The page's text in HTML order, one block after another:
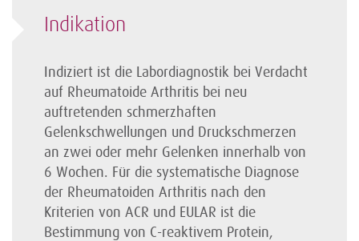
Indikation
Indiziert ist die Labordiagnostik bei Verdacht
auf Rheumatoide Arthritis bei neu
auftretenden schmerzhaften
Gelenkschwellungen und Druck­schmerzen
an zwei oder mehr Gelenken innerhalb von
6 Wochen. Für die systematische Diagnose
der Rheumatoiden Arthritis nach den
Kriterien von ACR und EULAR ist die
Bestimmung von C-reaktivem Protein,